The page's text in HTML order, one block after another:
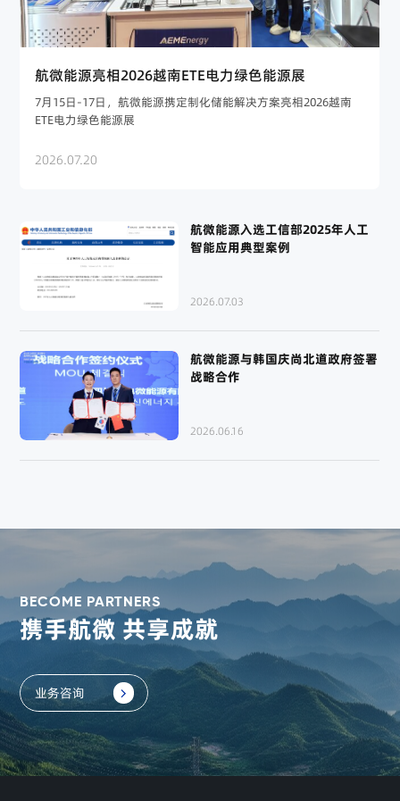
航微能源亮相2026越南ETE电力绿色能源展
7月15日-17日，航微能源携定制化储能解决方案亮相2026越南
ETE电力绿色能源展
2026.07.20
航微能源入选工信部2025年人工
智能应用典型案例
2026.07.03
航微能源与韩国庆尚北道政府签署
战略合作
2026.06.16
BECOME PARTNERS
携手航微 共享成就
业务咨询 